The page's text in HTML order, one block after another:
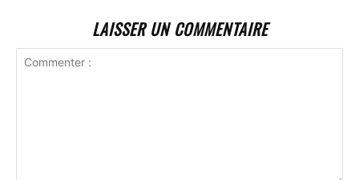
LAISSER UN COMMENTAIRE